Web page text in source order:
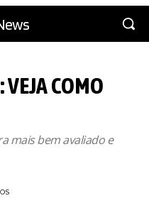
COMO
mais bem avaliado e